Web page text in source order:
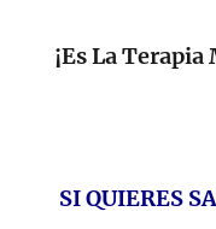
¡Es La
SI QUIERES